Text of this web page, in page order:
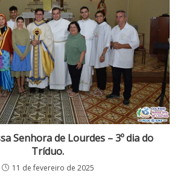
Senhora de Lourdes – 3º dia do
Tríduo.
11 de fevereiro de 2025